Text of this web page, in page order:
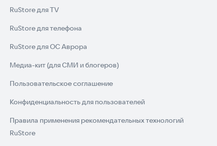
RuStore для TV
RuStore для телефона
RuStore для ОС Аврора
Медиа-кит (для СМИ и блогеров)
Пользовательское соглашение
Конфиденциальность для пользователей
Правила применения рекомендательных технологий
RuStore